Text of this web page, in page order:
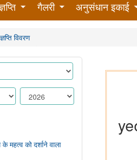
गैलरी अनुसंधान इकाई
विवरण
के महत्व को दर्शाने वाला